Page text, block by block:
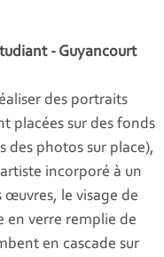
- Guyancourt
des portraits
placées sur des fonds
des photos sur place),
incorporé à un
le visage de
en verre remplie de
en cascade sur